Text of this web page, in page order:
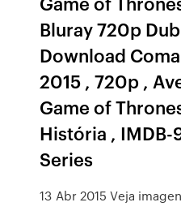
Bluray 720p
Download
2015 , 720p ,
Game of
História , IMDB-
Series
13 Abr 2015 Veja